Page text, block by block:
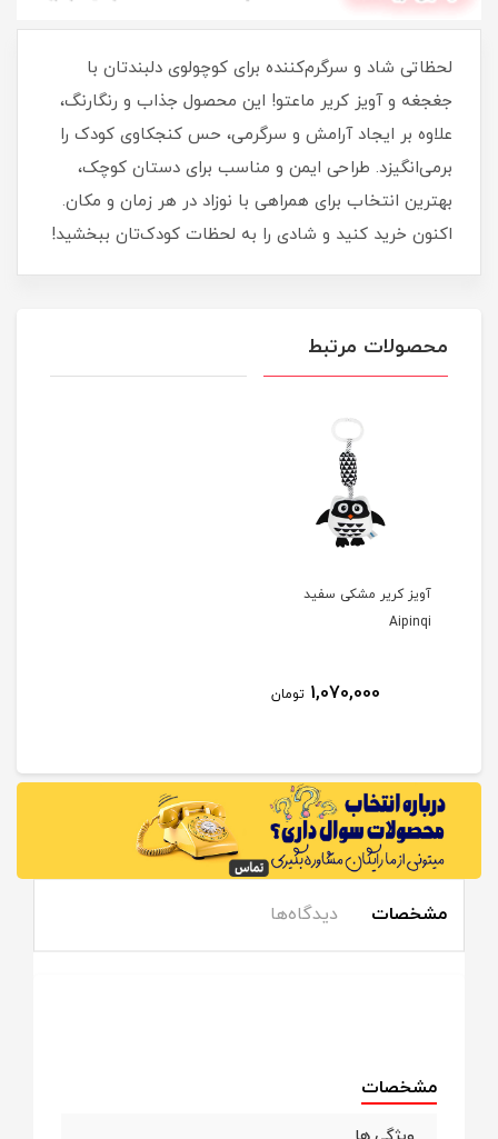
لحظاتی شاد و سرگرم‌کننده برای کوچولوی دلبندتان با
جغجغه و آویز کریر ماعتو! این محصول جذاب و رنگارنگ،
علاوه بر ایجاد آرامش و سرگرمی، حس کنجکاوی کودک را
برمی‌انگیزد. طراحی ایمن و مناسب برای دستان کوچک،
بهترین انتخاب برای همراهی با نوزاد در هر زمان و مکان.
اکنون خرید کنید و شادی را به لحظات کودک‌تان ببخشید!
محصولات مرتبط
آویز کریر مشکی سفید
Aipinqi
1,070,000 تومان
مشخصات دیدگاه‌ها
مشخصات